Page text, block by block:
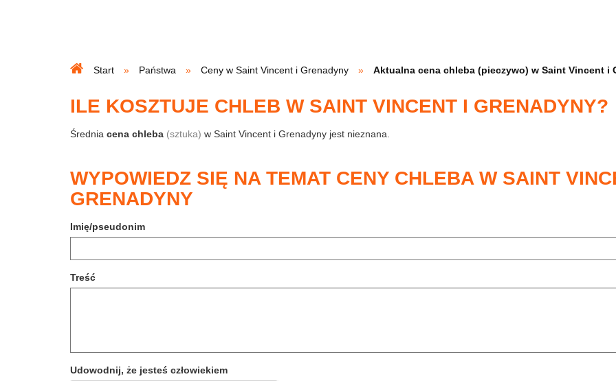
Start Państwa Ceny w Saint Vincent i Grenadyny Aktualna cena chleba (pieczywo) w Saint Vincent i
ILE KOSZTUJE CHLEB W SAINT VINCENT I GRENADYNY?
Średnia cena chleba (sztuka) w Saint Vincent i Grenadyny jest nieznana.
WYPOWIEDZ SIĘ NA TEMAT CENY CHLEBA W SAINT
GRENADYNY
Imię/pseudonim
Treść
Udowodnij, że jesteś człowiekiem